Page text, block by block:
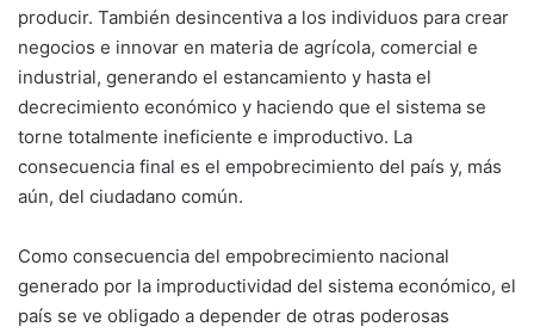
producir. También desincentiva a los individuos para crear
negocios e innovar en materia de agrícola, comercial e
industrial, generando el estancamiento y hasta el
decrecimiento económico y haciendo que el sistema se
torne totalmente ineficiente e improductivo. La
consecuencia final es el empobrecimiento del país y, más
aún, del ciudadano común.
Como consecuencia del empobrecimiento nacional
generado por la improductividad del sistema económico, el
país se ve obligado a depender de otras poderosas